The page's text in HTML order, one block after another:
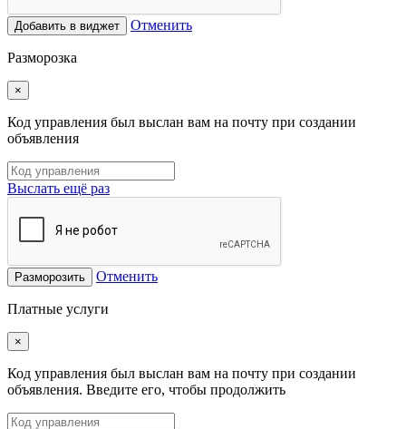
Добавить в виджет Отменить
Разморозка
×
Код управления был выслан вам на почту при создании
объявления
Выслать ещё раз
Разморозить Отменить
Платные услуги
×
Код управления был выслан вам на почту при создании
объявления. Введите его, чтобы продолжить